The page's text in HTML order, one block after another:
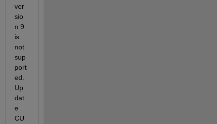
ver
sio
n 9
is
not
sup
port
ed.
Up
dat
e
CU